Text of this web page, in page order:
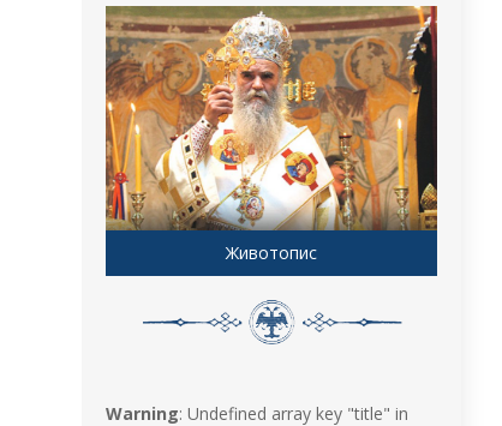
Животопис
Warning: Undefined array key "title" in